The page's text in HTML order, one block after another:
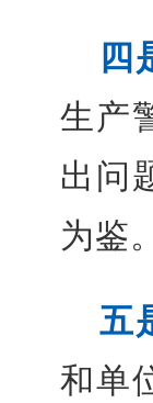
四
生产
出问
为鉴。
五
和单